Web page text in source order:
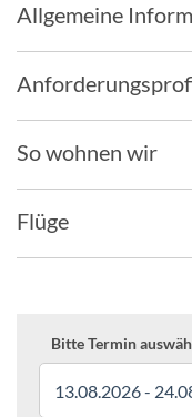
Allgemeine
So wohnen wir
Flüge
Bitte Termin
13.08.2026 -